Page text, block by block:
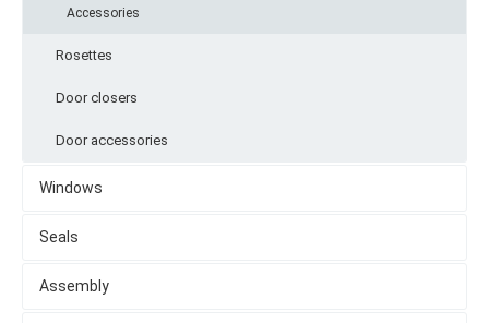
Accessories
Rosettes
Door closers
Door accessories
Windows
Seals
Assembly